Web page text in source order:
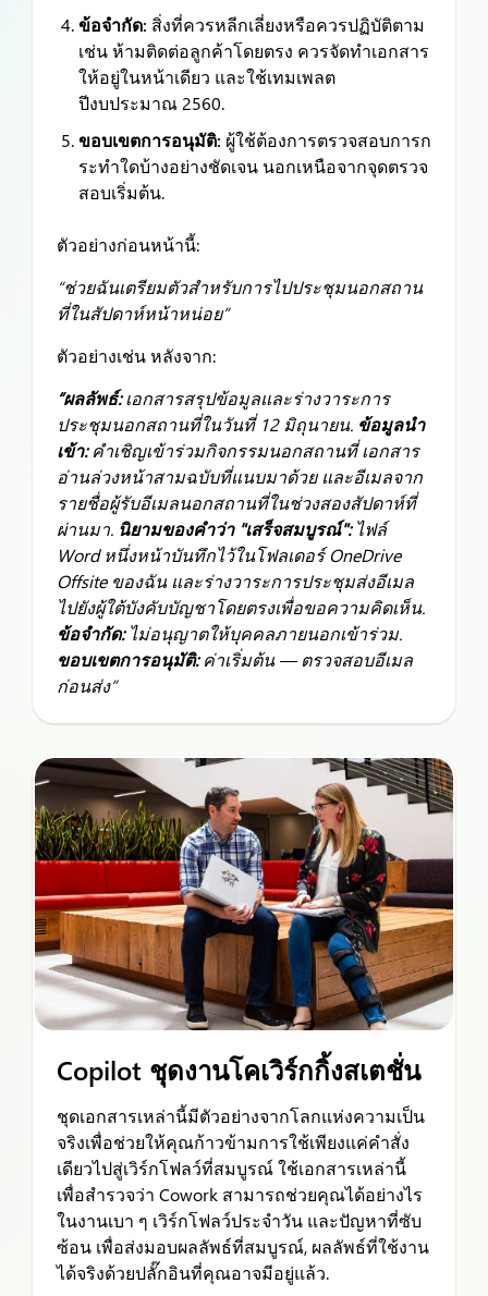
ข้อจำกัด: สิ่งที่ควรหลีกเลี่ยงหรือควรปฏิบัติตาม
เช่น ห้ามติดต่อลูกค้าโดยตรง ควรจัดทำเอกสาร
ให้อยู่ในหน้าเดียว และใช้เทมเพลต
ปีงบประมาณ 2560.
ขอบเขตการอนุมัติ: ผู้ใช้ต้องการตรวจสอบการก
ระทำใดบ้างอย่างชัดเจน นอกเหนือจากจุดตรวจ
สอบเริ่มต้น.
ตัวอย่างก่อนหน้านี้:
“ช่วยฉันเตรียมตัวสำหรับการไปประชุมนอกสถาน
ที่ในสัปดาห์หน้าหน่อย”
ตัวอย่างเช่น หลังจาก:
“ผลลัพธ์:เอกสารสรุปข้อมูลและร่างวาระการ
ประชุมนอกสถานที่ในวันที่ 12 มิถุนายน. ข้อมูลนำ
เข้า:คำเชิญเข้าร่วมกิจกรรมนอกสถานที่ เอกสาร
อ่านล่วงหน้าสามฉบับที่แนบมาด้วย และอีเมลจาก
รายชื่อผู้รับอีเมลนอกสถานที่ในช่วงสองสัปดาห์ที่
ผ่านมา. นิยามของคำว่า "เสร็จสมบูรณ์":ไฟล์
Word หนึ่งหน้าบันทึกไว้ในโฟลเดอร์ OneDrive
Offsite ของฉัน และร่างวาระการประชุมส่งอีเมล
ไปยังผู้ใต้บังคับบัญชาโดยตรงเพื่อขอความคิดเห็น.
ข้อจำกัด:ไม่อนุญาตให้บุคคลภายนอกเข้าร่วม.
ขอบเขตการอนุมัติ:ค่าเริ่มต้น — ตรวจสอบอีเมล
ก่อนส่ง”
Copilot ชุดงานโคเวิร์กกิ้งสเตชั่น
ชุดเอกสารเหล่านี้มีตัวอย่างจากโลกแห่งความเป็น
จริงเพื่อช่วยให้คุณก้าวข้ามการใช้เพียงแค่คำสั่ง
เดียวไปสู่เวิร์กโฟลว์ที่สมบูรณ์ ใช้เอกสารเหล่านี้
เพื่อสำรวจว่า Cowork สามารถช่วยคุณได้อย่างไร
ในงานเบา ๆ เวิร์กโฟลว์ประจำวัน และปัญหาที่ซับ
ซ้อน เพื่อส่งมอบผลลัพธ์ที่สมบูรณ์, ผลลัพธ์ที่ใช้งาน
ได้จริงด้วยปลั๊กอินที่คุณอาจมีอยู่แล้ว.